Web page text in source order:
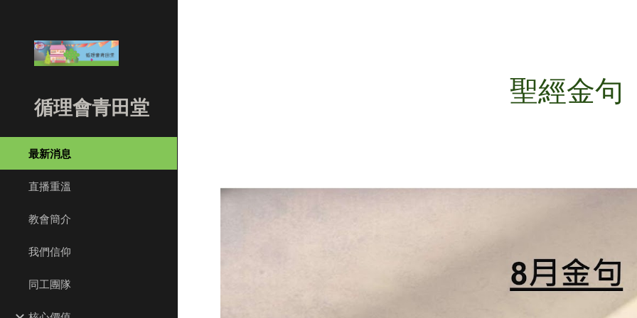
循理會青田堂
最新消息
直播重溫
教會簡介
我們信仰
同工團隊
聖經金句